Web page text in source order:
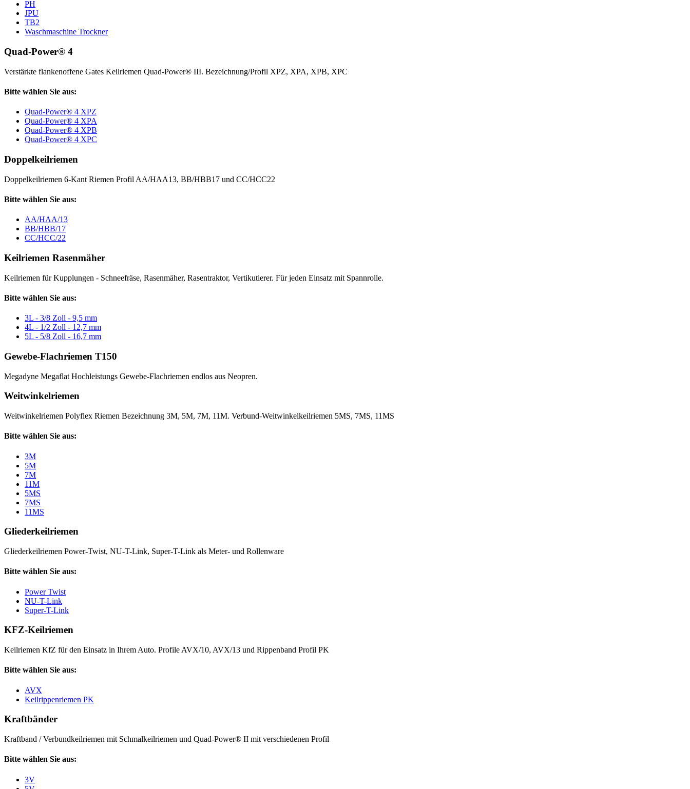
PH
JPU
TB2
Waschmaschine Trockner
Quad-Power® 4
Verstärkte flankenoffene Gates Keilriemen Quad-Power® III. Bezeichnung/Profil XPZ, XPA, XPB, XPC
Bitte wählen Sie aus:
Quad-Power® 4 XPZ
Quad-Power® 4 XPA
Quad-Power® 4 XPB
Quad-Power® 4 XPC
Doppelkeilriemen
Doppelkeilriemen 6-Kant Riemen Profil AA/HAA13, BB/HBB17 und CC/HCC22
Bitte wählen Sie aus:
AA/HAA/13
BB/HBB/17
CC/HCC/22
Keilriemen Rasenmäher
Keilriemen für Kupplungen - Schneefräse, Rasenmäher, Rasentraktor, Vertikutierer. Für jeden Einsatz mit Spannrolle.
Bitte wählen Sie aus:
3L - 3/8 Zoll - 9,5 mm
4L - 1/2 Zoll - 12,7 mm
5L - 5/8 Zoll - 16,7 mm
Gewebe-Flachriemen T150
Megadyne Megaflat Hochleistungs Gewebe-Flachriemen endlos aus Neopren.
Weitwinkelriemen
Weitwinkelriemen Polyflex Riemen Bezeichnung 3M, 5M, 7M, 11M. Verbund-Weitwinkelkeilriemen 5MS, 7MS, 11MS
Bitte wählen Sie aus:
3M
5M
7M
11M
5MS
7MS
11MS
Gliederkeilriemen
Gliederkeilriemen Power-Twist, NU-T-Link, Super-T-Link als Meter- und Rollenware
Bitte wählen Sie aus:
Power Twist
NU-T-Link
Super-T-Link
KFZ-Keilriemen
Keilriemen KfZ für den Einsatz in Ihrem Auto. Profile AVX/10, AVX/13 und Rippenband Profil PK
Bitte wählen Sie aus:
AVX
Keilrippenriemen PK
Kraftbänder
Kraftband / Verbundkeilriemen mit Schmalkeilriemen und Quad-Power® II mit verschiedenen Profil
Bitte wählen Sie aus:
3V